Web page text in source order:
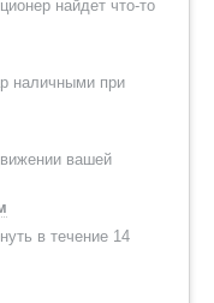
найдет что-то
наличными при
вашей
в течение 14